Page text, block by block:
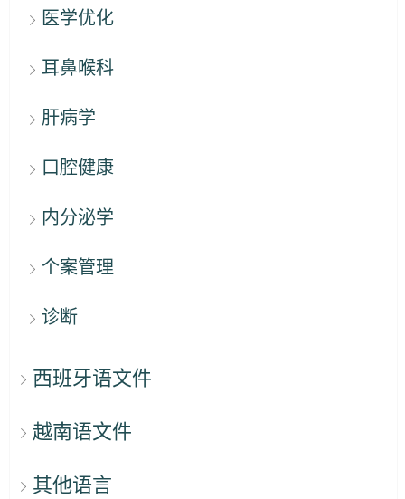
医学优化
耳鼻喉科
肝病学
口腔健康
内分泌学
个案管理
诊断
西班牙语文件
越南语文件
其他语言